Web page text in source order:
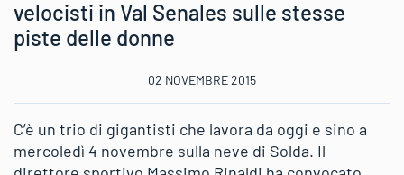
velocisti in Val Senales sulle stesse
piste delle donne
02 NOVEMBRE 2015
C’è un trio di gigantisti che lavora da oggi e sino a
mercoledì 4 novembre sulla neve di Solda. Il